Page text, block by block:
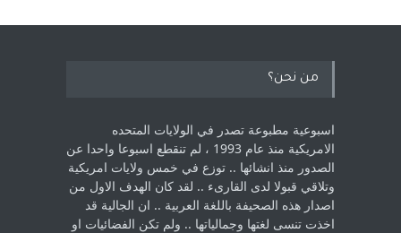
من نحن؟
اسبوعية مطبوعة تصدر في الولايات المتحده
الامريكية منذ عام 1993 ، لم ‏تنقطع اسبوعا واحدا عن
الصدور منذ انشائها .. توزع في خمس ولايات امريكية
‏وتلاقي قبولا لدى القارىء ..‏ لقد كان الهدف الاول من
اصدار هذه الصحيفة باللغة العربية .. ان الجالية قد
اخذت ‏تنسى لغتها وجمالياتها .. ولم تكن الفضائيات او